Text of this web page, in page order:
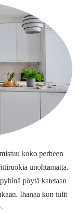
koko perheen
unohtamatta.
pöytä katetaan
Ihanaa kun tulit